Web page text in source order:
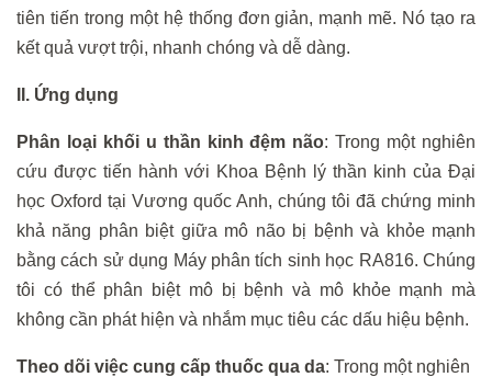
tiên tiến trong một hệ thống đơn giản, mạnh mẽ. Nó tạo ra
kết quả vượt trội, nhanh chóng và dễ dàng.
II. Ứng dụng
Phân loại khối u thần kinh đệm não: Trong một nghiên
cứu được tiến hành với Khoa Bệnh lý thần kinh của Đại
học Oxford tại Vương quốc Anh, chúng tôi đã chứng minh
khả năng phân biệt giữa mô não bị bệnh và khỏe mạnh
bằng cách sử dụng Máy phân tích sinh học RA816. Chúng
tôi có thể phân biệt mô bị bệnh và mô khỏe mạnh mà
không cần phát hiện và nhắm mục tiêu các dấu hiệu bệnh.
Theo dõi việc cung cấp thuốc qua da: Trong một nghiên